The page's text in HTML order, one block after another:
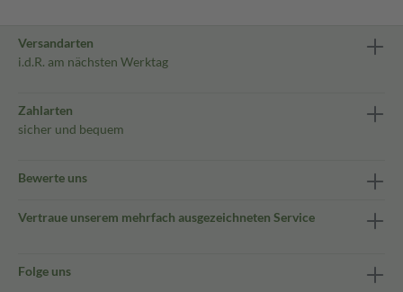
Versandarten
i.d.R. am nächsten Werktag
Zahlarten
sicher und bequem
Bewerte uns
Vertraue unserem mehrfach ausgezeichneten Service
Folge uns